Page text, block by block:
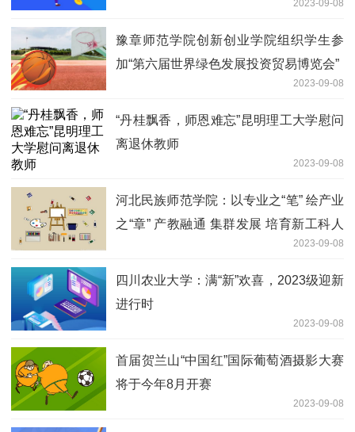
2023-09-08
豫章师范学院创新创业学院组织学生参
加“第六届世界绿色发展投资贸易博览会”
2023-09-08
“丹桂飘香，师恩难忘”昆明理工大学慰问
离退休教师
2023-09-08
河北民族师范学院：以专业之“笔” 绘产业
之“章” 产教融通 集群发展 培育新工科人
2023-09-08
四川农业大学：满“新”欢喜，2023级迎新
进行时
2023-09-08
首届贺兰山“中国红”国际葡萄酒摄影大赛
将于今年8月开赛
2023-09-08